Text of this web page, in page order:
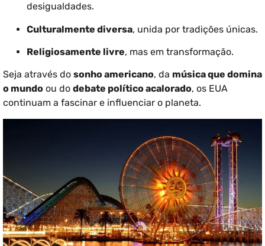
desigualdades.
Culturalmente diversa, unida por tradições únicas.
Religiosamente livre, mas em transformação.
Seja através do sonho americano, da música que domina
o mundo ou do debate político acalorado, os EUA
continuam a fascinar e influenciar o planeta.